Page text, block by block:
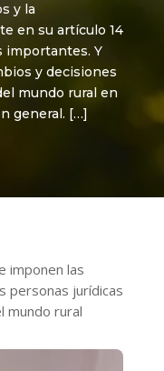
y la
en su artículo 14
importantes. Y
y decisiones
mundo rural en
general. […]
imponen las
personas jurídicas
mundo rural